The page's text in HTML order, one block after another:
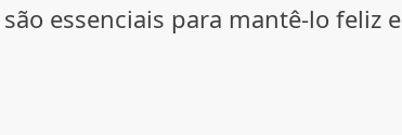
essenciais para mantê-lo feliz e